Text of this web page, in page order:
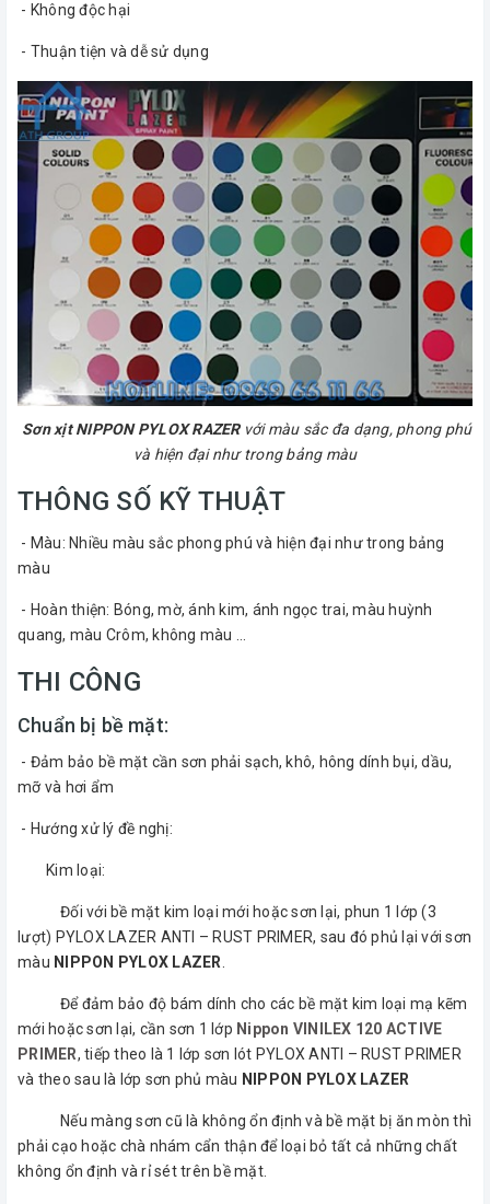
- Không độc hại
- Thuận tiện và dễ sử dụng
Sơn xịt NIPPON PYLOX RAZERvới màu sắc đa dạng, phong phú
và hiện đại như trong bảng màu
THÔNG SỐ KỸ THUẬT
- Màu: Nhiều màu sắc phong phú và hiện đại như trong bảng
màu
- Hoàn thiện: Bóng, mờ, ánh kim, ánh ngọc trai, màu huỳnh
quang, màu Crôm, không màu ...
THI CÔNG
Chuẩn bị bề mặt:
- Đảm bảo bề mặt cần sơn phải sạch, khô, hông dính bụi, dầu,
mỡ và hơi ẩm
- Hướng xử lý đề nghị:
Kim loại:
Đối với bề mặt kim loại mới hoặc sơn lại, phun 1 lớp (3
lượt) PYLOX LAZER ANTI – RUST PRIMER, sau đó phủ lại với sơn
màu NIPPON PYLOX LAZER
Để đảm bảo độ bám dính cho các bề mặt kim loại mạ kẽm
mới hoặc sơn lại, cần sơn 1 lớp Nippon VINILEX 120 ACTIVE
PRIMER, tiếp theo là 1 lớp sơn lót PYLOX ANTI – RUST PRIMER
và theo sau là lớp sơn phủ màu NIPPON PYLOX LAZER
Nếu màng sơn cũ là không ổn định và bề mặt bị ăn mòn thì
phải cạo hoặc chà nhám cẩn thận để loại bỏ tất cả những chất
không ổn định và rỉ sét trên bề mặt.